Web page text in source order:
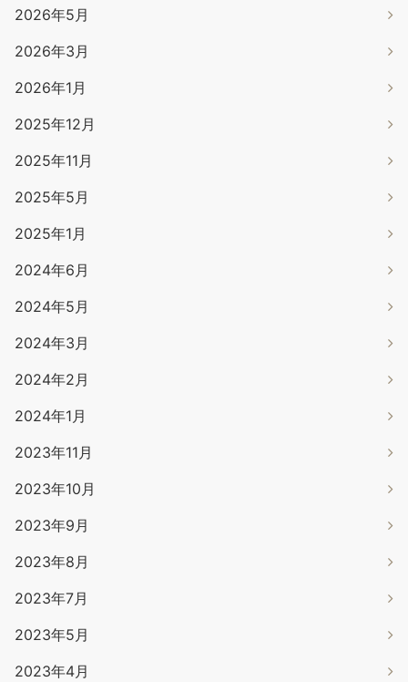
2026年5月
2026年3月
2026年1月
2025年12月
2025年11月
2025年5月
2025年1月
2024年6月
2024年5月
2024年3月
2024年2月
2024年1月
2023年11月
2023年10月
2023年9月
2023年8月
2023年7月
2023年5月
2023年4月